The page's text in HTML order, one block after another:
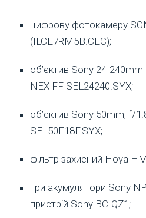
цифрову фотокамеру
(ILCE7RM5B.CEC);
об’єктив Sony 24-
NEX FF SEL24240.SYX;
об’єктив Sony 50mm, f/
SEL50F18F.SYX;
фільтр захисний Hoya
три акумулятори Sony
пристрій Sony BC-QZ1;